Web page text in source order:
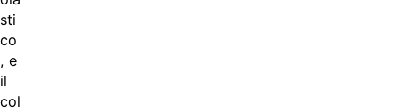
sti
co
, e
il
col